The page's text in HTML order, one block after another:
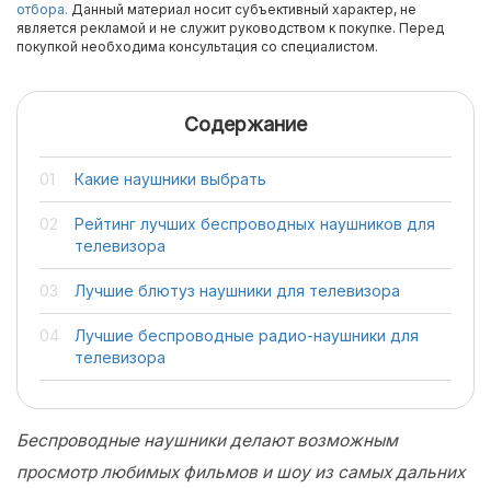
отбора. Данный материал носит субъективный характер, не
является рекламой и не служит руководством к покупке. Перед
покупкой необходима консультация со специалистом.
Содержание
Какие наушники выбрать
Рейтинг лучших беспроводных наушников для
телевизора
Лучшие блютуз наушники для телевизора
Лучшие беспроводные радио-наушники для
телевизора
Беспроводные наушники делают возможным
просмотр любимых фильмов и шоу из самых дальних